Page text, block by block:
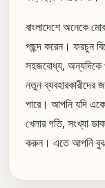
বাংলাদেশে অনেকে
পছন্দ করেন। ফরচুন
সহজবোধ্য, অন্যদিকে
নতুন ব্যবহারকারীদের
পারে। আপনি যদি
খেলার গতি, সংখ্যা
করুন। এতে আপনি